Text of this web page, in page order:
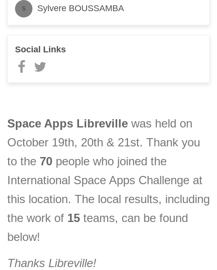
Space Apps Libreville was held on
October 19th, 20th & 21st. Thank you
to the 70 people who joined the
International Space Apps Challenge at
this location. The local results, including
the work of 15 teams, can be found
below!
Thanks Libreville!
S Sylvere BOUSSAMBA
Social Links